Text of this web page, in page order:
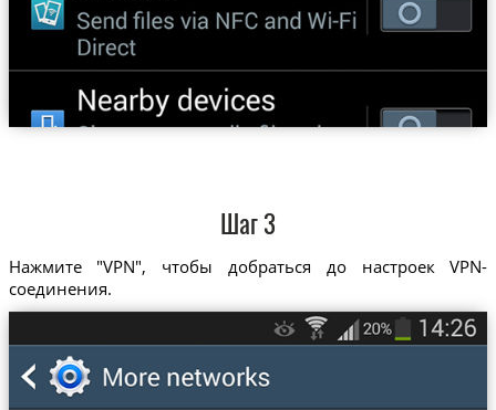
Шаг 3
Нажмите "VPN", чтобы добраться до настроек VPN-
соединения.